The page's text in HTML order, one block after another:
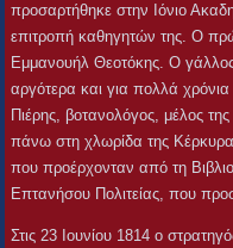
προσαρτήθηκε στην Ιόνιο
επιτροπή καθηγητών της. Ο
Εμμανουήλ Θεοτόκης. Ο
αργότερα και για πολλά
Πιέρης, βοτανολόγος, μέλος
πάνω στη χλωρίδα της
που προέρχονταν από τη
Επτανήσου Πολιτείας, που
Στις 23 Ιουνίου 1814 ο